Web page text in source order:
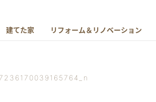
建てた家 リフォーム＆リノベーション